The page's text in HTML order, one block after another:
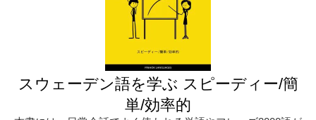
スウェーデン語を学ぶ スピーディー/簡
単/効率的